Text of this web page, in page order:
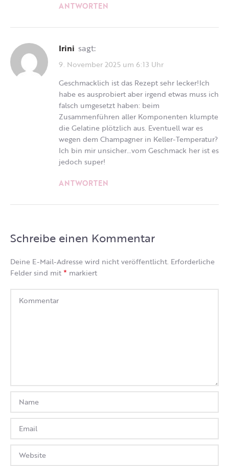
ANTWORTEN
Irini sagt:
9. November 2025 um 6:13 Uhr
Geschmacklich ist das Rezept sehr lecker!Ich
habe es ausprobiert aber irgend etwas muss ich
falsch umgesetzt haben: beim
Zusammenführen aller Komponenten klumpte
die Gelatine plötzlich aus. Eventuell war es
wegen dem Champagner in Keller-Temperatur?
Ich bin mir unsicher…vom Geschmack her ist es
jedoch super!
ANTWORTEN
Schreibe einen Kommentar
Deine E-Mail-Adresse wird nicht veröffentlicht. Erforderliche
Felder sind mit* markiert